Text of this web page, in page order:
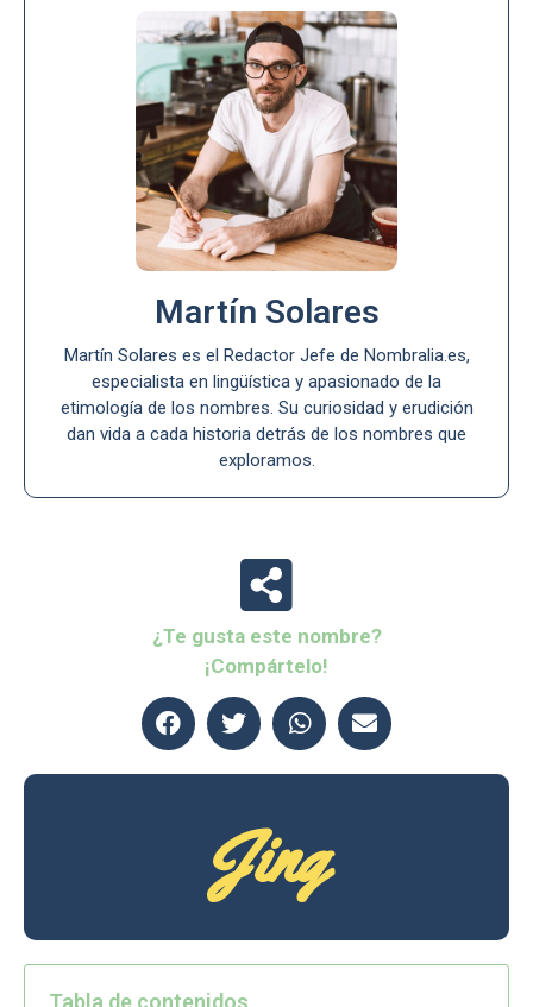
Martín Solares
Martín Solares es el Redactor Jefe de Nombralia.es,
especialista en lingüística y apasionado de la
etimología de los nombres. Su curiosidad y erudición
dan vida a cada historia detrás de los nombres que
exploramos.
¿Te gusta este nombre?
¡Compártelo!
Jing
Tabla de contenidos